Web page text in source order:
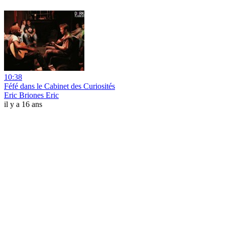
10:38
Féfé dans le Cabinet des Curiosités
Eric Briones Eric
il y a 16 ans